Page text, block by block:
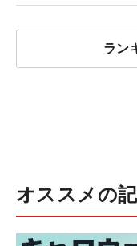
ラン
オススメの